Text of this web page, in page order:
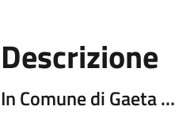
Descrizione
In Comune di Gaeta …